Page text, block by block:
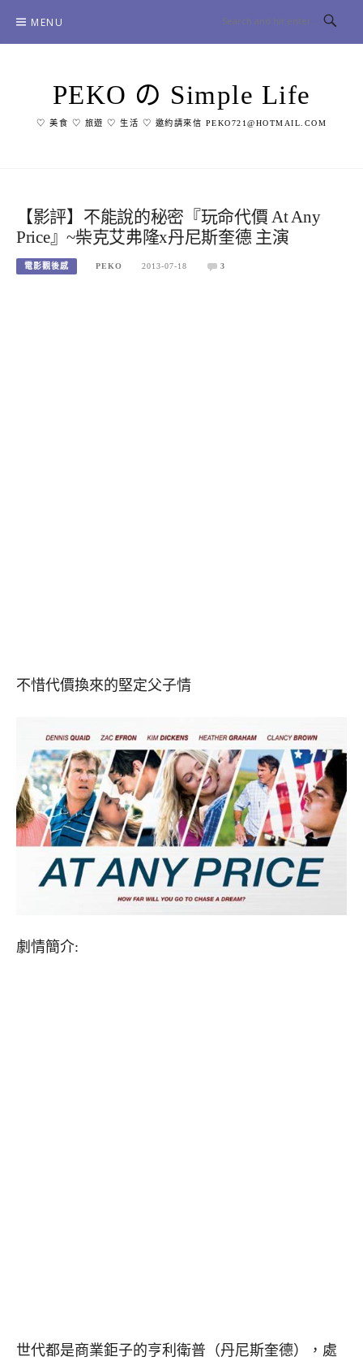
content
MENU
PEKO の Simple Life
♡ 美食 ♡ 旅遊 ♡ 生活 ♡ 邀約請來信 PEKO721@HOTMAIL.COM
【影評】不能說的秘密『玩命代價 At Any
Price』~柴克艾弗隆x丹尼斯奎德 主演
電影觀後感 PEKO 2013-07-18 3
不惜代價換來的堅定父子情
劇情簡介:
世代都是商業鉅子的亨利衛普（丹尼斯奎德），處